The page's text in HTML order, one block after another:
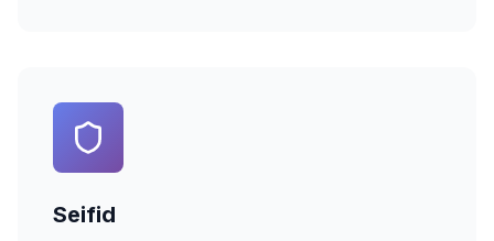
Seifid